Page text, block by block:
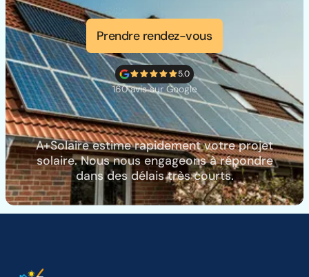
Prendre rendez-vous
5.0
160 avis sur Google
A+Solaire estime rapidement votre projet
solaire. Nous nous engageons à répondre
dans des délais très courts.